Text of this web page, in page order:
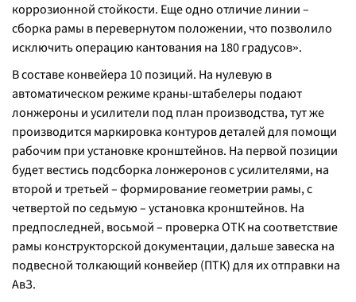
коррозионной стойкости. Еще одно отличие линии –
сборка рамы в перевернутом положении, что позволило
исключить операцию кантования на 180 градусов».
В составе конвейера 10 позиций. На нулевую в
автоматическом режиме краны-штабелеры подают
лонжероны и усилители под план производства, тут же
производится маркировка контуров деталей для помощи
рабочим при установке кронштейнов. На первой позиции
будет вестись подсборка лонжеронов с усилителями, на
второй и третьей – формирование геометрии рамы, с
четвертой по седьмую – установка кронштейнов. На
предпоследней, восьмой – проверка ОТК на соответствие
рамы конструкторской документации, дальше завеска на
подвесной толкающий конвейер (ПТК) для их отправки на
АвЗ.